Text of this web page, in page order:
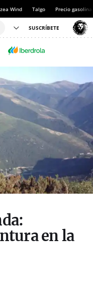
Wind Talgo Precio gasolina
en la